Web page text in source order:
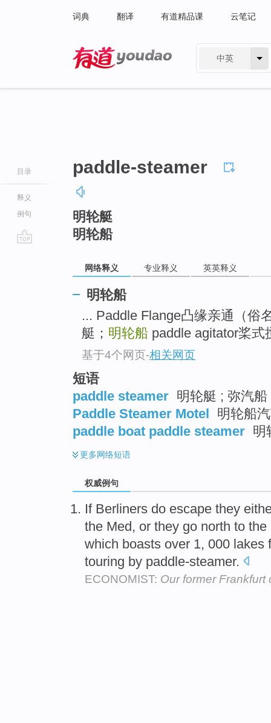
词典 翻译 有道精品课 云笔记
中英
目录
释义
例句
paddle-steamer
明轮艇
明轮船
网络释义 专业释义 英英释义
明轮船
... Paddle Flange凸缘亲通（俗
艇； 明轮船 paddle agitator桨式
基于4个网页-相关网页
短语
paddle steamer 明轮艇 ; 弥汽
Paddle Steamer Motel 明轮船
paddle boat paddle steamer 明
更多网络短语
权威例句
If Berliners do escape they
the Med, or they go north to
which boasts over 1, 000
touring by paddle-steamer.
ECONOMIST: Our former